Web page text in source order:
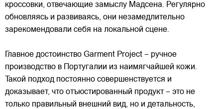
кроссовки, отвечающие замыслу Мадсена. Регулярно
обновляясь и развиваясь, они незамедлительно
зарекомендовали себя на локальной сцене.
Главное достоинство Garment Project – ручное
производство в Португалии из наимягчайшей кожи.
Такой подход постоянно совершенствуется и
доказывает, что отъюстированный продукт – это не
только правильный внешний вид, но и детальность,